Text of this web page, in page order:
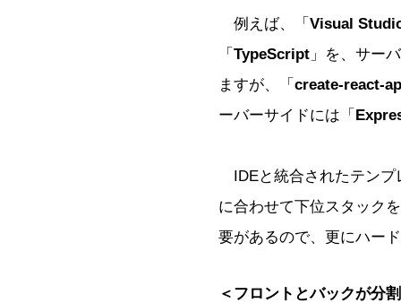
例えば、「 Visual
「 TypeScript 」を、サー
ますが、「 create-react-
ーバーサイドには「
IDEと統合されたテンプ
に合わせて下位スタック
要があるので、更にハー
＜フロントとバックが分